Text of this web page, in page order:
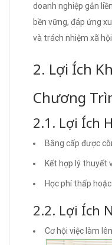
doanh nghiệp gắn
bền vững, đáp ứng
và trách nhiệm xã hội.
2. Lợi Ích
Chương
2.1. Lợi Ích
Bằng cấp được
Kết hợp lý thuyết
Học phí thấp
2.2. Lợi Ích
Cơ hội việc làm